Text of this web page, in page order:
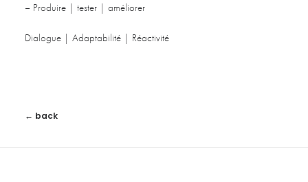
– Produire | tester | améliorer
Dialogue | Adaptabilité | Réactivité
← back